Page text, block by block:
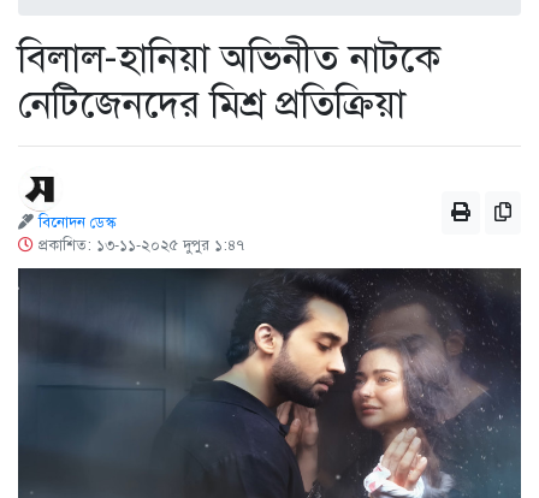
বিলাল-হানিয়া অভিনীত নাটকে
নেটিজেনদের মিশ্র প্রতিক্রিয়া
বিনোদন ডেস্ক
প্রকাশিত: ১৩-১১-২০২৫ দুপুর ১:৪৭